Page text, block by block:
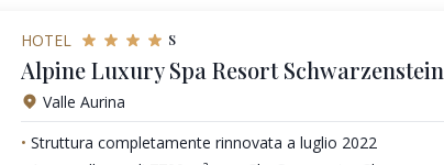
HOTEL s
Alpine Luxury Spa Resort Schwarzenstein
Valle Aurina
Struttura completamente rinnovata a luglio 2022